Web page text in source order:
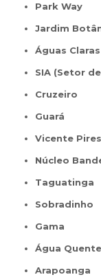
Park Way
Jardim
Águas Claras
SIA (Setor
Cruzeiro
Guará
Vicente Pires
Núcleo
Taguatinga
Sobradinho
Gama
Água Quente
Arapoanga